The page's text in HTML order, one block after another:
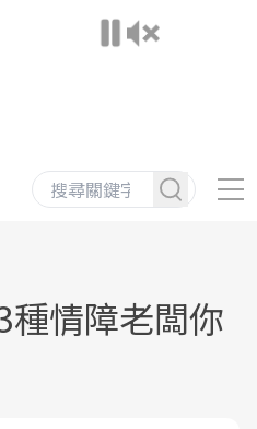
情障老闆你